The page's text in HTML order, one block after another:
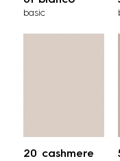
basic
20 cashmere